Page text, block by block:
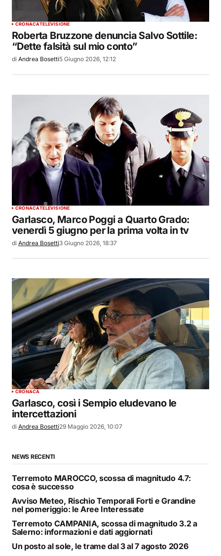
CRONACATELEVISIONE
Roberta Bruzzone denuncia Salvo Sottile:
“Dette falsità sul mio conto”
di Andrea Bosetti5 Giugno 2026, 12:12
CRONACATELEVISIONE
Garlasco, Marco Poggi a Quarto Grado:
venerdì 5 giugno per la prima volta in tv
di Andrea Bosetti3 Giugno 2026, 18:37
CRONACA
Garlasco, così i Sempio eludevano le
intercettazioni
di Andrea Bosetti29 Maggio 2026, 10:07
NEWS RECENTI
Terremoto MAROCCO, scossa di magnitudo 4.7:
cosa è successo
Avviso Meteo, Rischio Temporali Forti e Grandine
nel pomeriggio: le Aree Interessate
Terremoto CAMPANIA, scossa di magnitudo 3.2 a
Salerno: informazioni e dati aggiornati
Un posto al sole, le trame dal 3 al 7 agosto 2026